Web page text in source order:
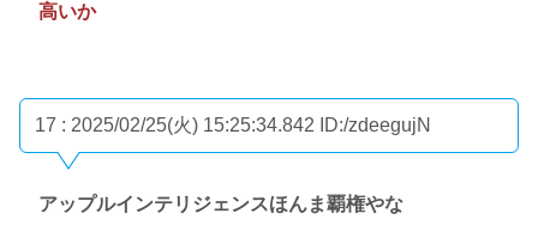
高いか
17 : 2025/02/25(火) 15:25:34.842 ID:/zdeegujN
アップルインテリジェンスほんま覇権やな